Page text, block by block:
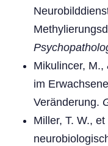
Mikulincer, M.,
im
Veränderung.
Miller, T. W.,